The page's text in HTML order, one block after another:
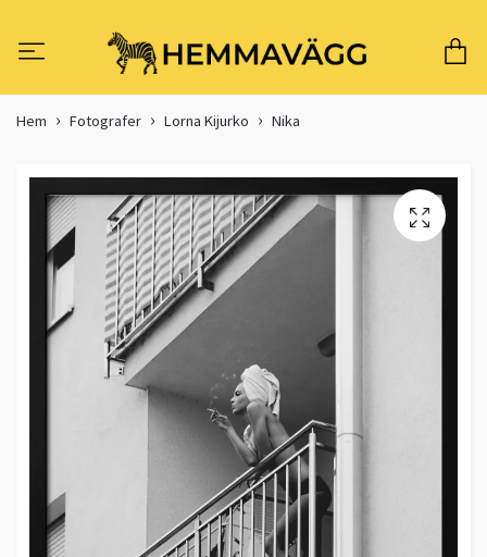
Hem Fotografer Lorna Kijurko Nika